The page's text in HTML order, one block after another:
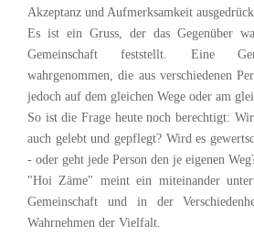
Akzeptanz und Aufmerksamkeit
Es ist ein Gruss, der das Gegenüber
Gemeinschaft feststellt. Eine
wahrgenommen, die aus verschiedenen
jedoch auf dem gleichen Wege oder am
So ist die Frage heute noch berechtigt:
auch gelebt und gepflegt? Wird es
- oder geht jede Person den je eigenen
"Hoi Zäme" meint ein miteinander
Gemeinschaft und in der
Wahrnehmen der Vielfalt.